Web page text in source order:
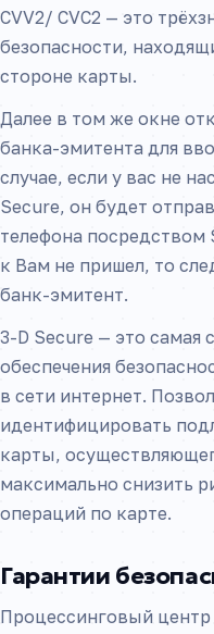
CVV2/ CVC2 — это
безопасности,
стороне карты.
Далее в том же окне
банка-эмитента для
случае, если у вас не
Secure, он будет
телефона посредством
к Вам не пришел, то
банк-эмитент.
3-D Secure — это самая
обеспечения
в сети интернет.
идентифицировать
карты,
максимально снизить
операций по карте.
Гарантии
Процессинговый